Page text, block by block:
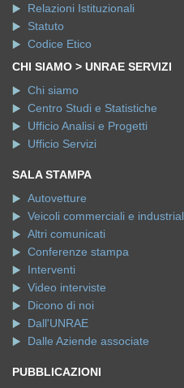
Relazioni Istituzionali
Statuto
Codice Etico
CHI SIAMO > UNRAE SERVIZI
Chi siamo
Centro Studi e Statistiche
Ufficio Analisi e Progetti
Ufficio Servizi
SALA STAMPA
Autovetture
Veicoli commerciali e
Altri comunicati
Conferenze stampa
Interventi
Video interviste
Dicono di noi
Dall'UNRAE
Dalle Aziende associate
PUBBLICAZIONI